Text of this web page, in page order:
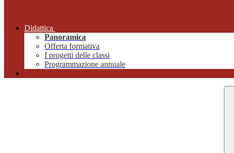
Didattica
Panoramica
Offerta formativa
I progetti delle classi
Programmazione annuale